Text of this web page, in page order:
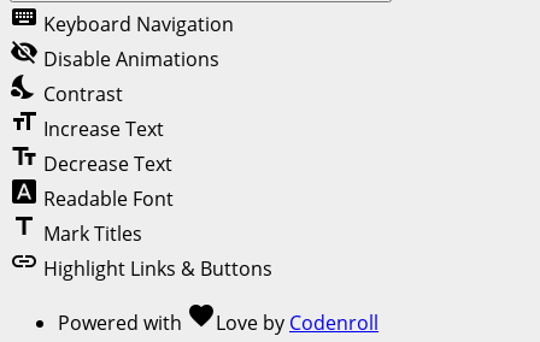
keyboard Keyboard Navigation
visibility_off Disable Animations
nights_stay Contrast
format_size Increase Text
text_fields Decrease Text
font_download Readable Font
title Mark Titles
link Highlight Links & Buttons
Powered with favoriteLove by Codenroll